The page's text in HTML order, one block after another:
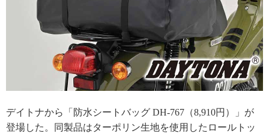
デイトナから「防水シートバッグ DH-767（8,910円）」が
登場した。同製品はターポリン生地を使用したロールトッ